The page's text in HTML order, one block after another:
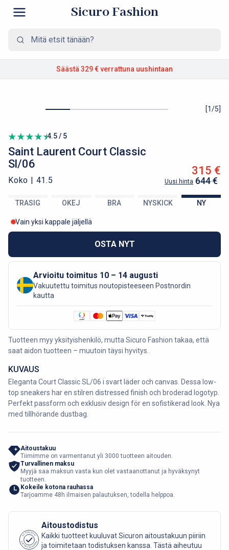
Sicuro Fashion
Säästä 329 €verrattuna uushintaan
[1/5]
4.5 / 5
Saint Laurent Court Classic
Sl/06
Koko | 41.5
315 €
Uusi hinta 644 €
TRASIG OKEJ BRA NYSKICK NY
Vain yksi kappale jäljellä
OSTA NYT
Arvioitu toimitus 10 – 14 augusti
Vakuutettu toimitus noutopisteeseen Postnordin
kautta
Tuotteen myy yksityishenkilö, mutta Sicuro Fashion takaa, että
saat aidon tuotteen – muutoin täysi hyvitys.
KUVAUS
Eleganta Court Classic SL/06 i svart läder och canvas. Dessa low-
top sneakers har en stilren distressed finish och broderad logotyp.
Perfekt passform och exklusiv design för en sofistikerad look. Nya
med tillhörande dustbag.
Aitoustakuu
Tiimimme on varmentanut yli 3000 tuotteen aitouden.
Turvallinen maksu
Myyjä saa maksun vasta kun olet vastaanottanut ja hyväksynyt
tuotteen.
Kokeile kotona rauhassa
Tarjoamme 48h ilmaisen palautuksen, todella helppoa.
AUTHENTIC
SICURO FASHION
Aitoustodistus
Kaikki tuotteet kuuluvat Sicuron aitoustakuun piiriin
ja toimitetaan todistuksen kanssa. Tästä aiheutuu